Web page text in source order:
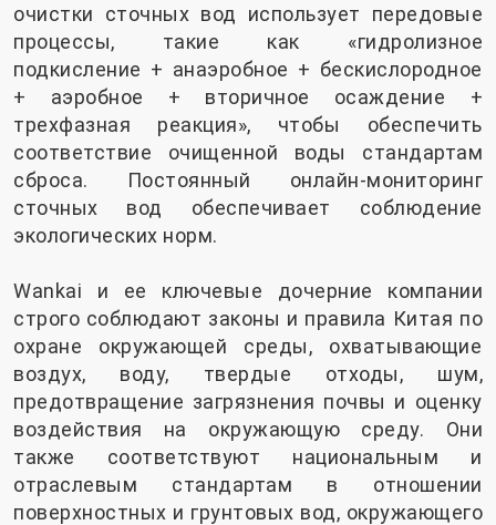
очистки сточных вод использует передовые
процессы, такие как «гидролизное
подкисление + анаэробное + бескислородное
+ аэробное + вторичное осаждение +
трехфазная реакция», чтобы обеспечить
соответствие очищенной воды стандартам
сброса. Постоянный онлайн-мониторинг
сточных вод обеспечивает соблюдение
экологических норм.
Wankai и ее ключевые дочерние компании
строго соблюдают законы и правила Китая по
охране окружающей среды, охватывающие
воздух, воду, твердые отходы, шум,
предотвращение загрязнения почвы и оценку
воздействия на окружающую среду. Они
также соответствуют национальным и
отраслевым стандартам в отношении
поверхностных и грунтовых вод, окружающего